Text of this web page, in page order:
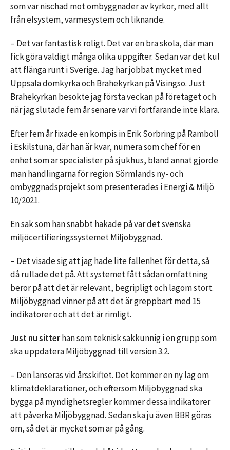
som var nischad mot ombyggnader av kyrkor, med allt
från elsystem, värmesystem och liknande.
– Det var fantastisk roligt. Det var en bra skola, där man
fick göra väldigt många olika uppgifter. Sedan var det kul
att flänga runt i Sverige. Jag har jobbat mycket med
Uppsala domkyrka och Brahekyrkan på Visingsö. Just
Brahekyrkan besökte jag första veckan på företaget och
när jag slutade fem år senare var vi fortfarande inte klara.
Efter fem år fixade en kompis in Erik Sörbring på Ramboll
i Eskilstuna, där han är kvar, numera som chef för en
enhet som är specialister på sjukhus, bland annat gjorde
man handlingarna för region Sörmlands ny- och
ombyggnadsprojekt som presenterades i Energi & Miljö
10/2021.
En sak som han snabbt hakade på var det svenska
miljöcertifieringssystemet Miljöbyggnad.
– Det visade sig att jag hade lite fallenhet för detta, så
då rullade det på. Att systemet fått sådan omfattning
beror på att det är relevant, begripligt och lagom stort.
Miljöbyggnad vinner på att det är greppbart med 15
indikatorer och att det är rimligt.
Just nu sitterhan som teknisk sakkunnig i en grupp som
ska uppdatera Miljöbyggnad till version 3.2.
– Den lanseras vid årsskiftet. Det kommer en ny lag om
klimatdeklarationer, och eftersom Miljöbyggnad ska
bygga på myndighetsregler kommer dessa indikatorer
att påverka Miljöbyggnad. Sedan ska ju även BBR göras
om, så det är mycket som är på gång.